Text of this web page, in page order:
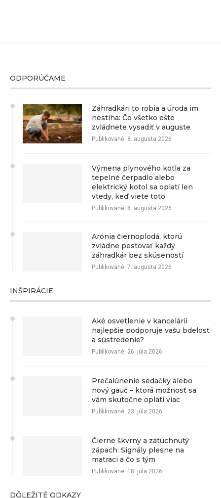
ODPORÚČAME
Záhradkári to robia a úroda im
nestíha: Čo všetko ešte
zvládnete vysadiť v auguste
Publikované: 8. augusta 2026
Výmena plynového kotla za
tepelné čerpadlo alebo
elektrický kotol sa oplatí len
vtedy, keď viete toto
Publikované: 8. augusta 2026
Arónia čiernoplodá, ktorú
zvládne pestovať každý
záhradkár bez skúseností
Publikované: 7. augusta 2026
INŠPIRÁCIE
Aké osvetlenie v kancelárii
najlepšie podporuje vašu bdelosť
a sústredenie?
Publikované: 26. júla 2026
Prečalúnenie sedačky alebo
nový gauč – ktorá možnosť sa
vám skutočne oplatí viac
Publikované: 23. júla 2026
Čierne škvrny a zatuchnutý
zápach: Signály plesne na
matraci a čo s tým
Publikované: 18. júla 2026
DÔLEŽITÉ ODKAZY